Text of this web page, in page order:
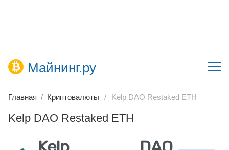
Майнинг.ру
Главная Криптовалюты Kelp DAO Restaked ETH
Kelp DAO Restaked ETH